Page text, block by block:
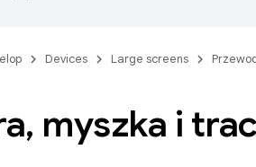
Devices Large screens
, myszka i